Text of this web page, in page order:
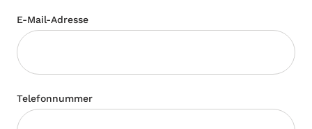
E-Mail-Adresse
Telefonnummer